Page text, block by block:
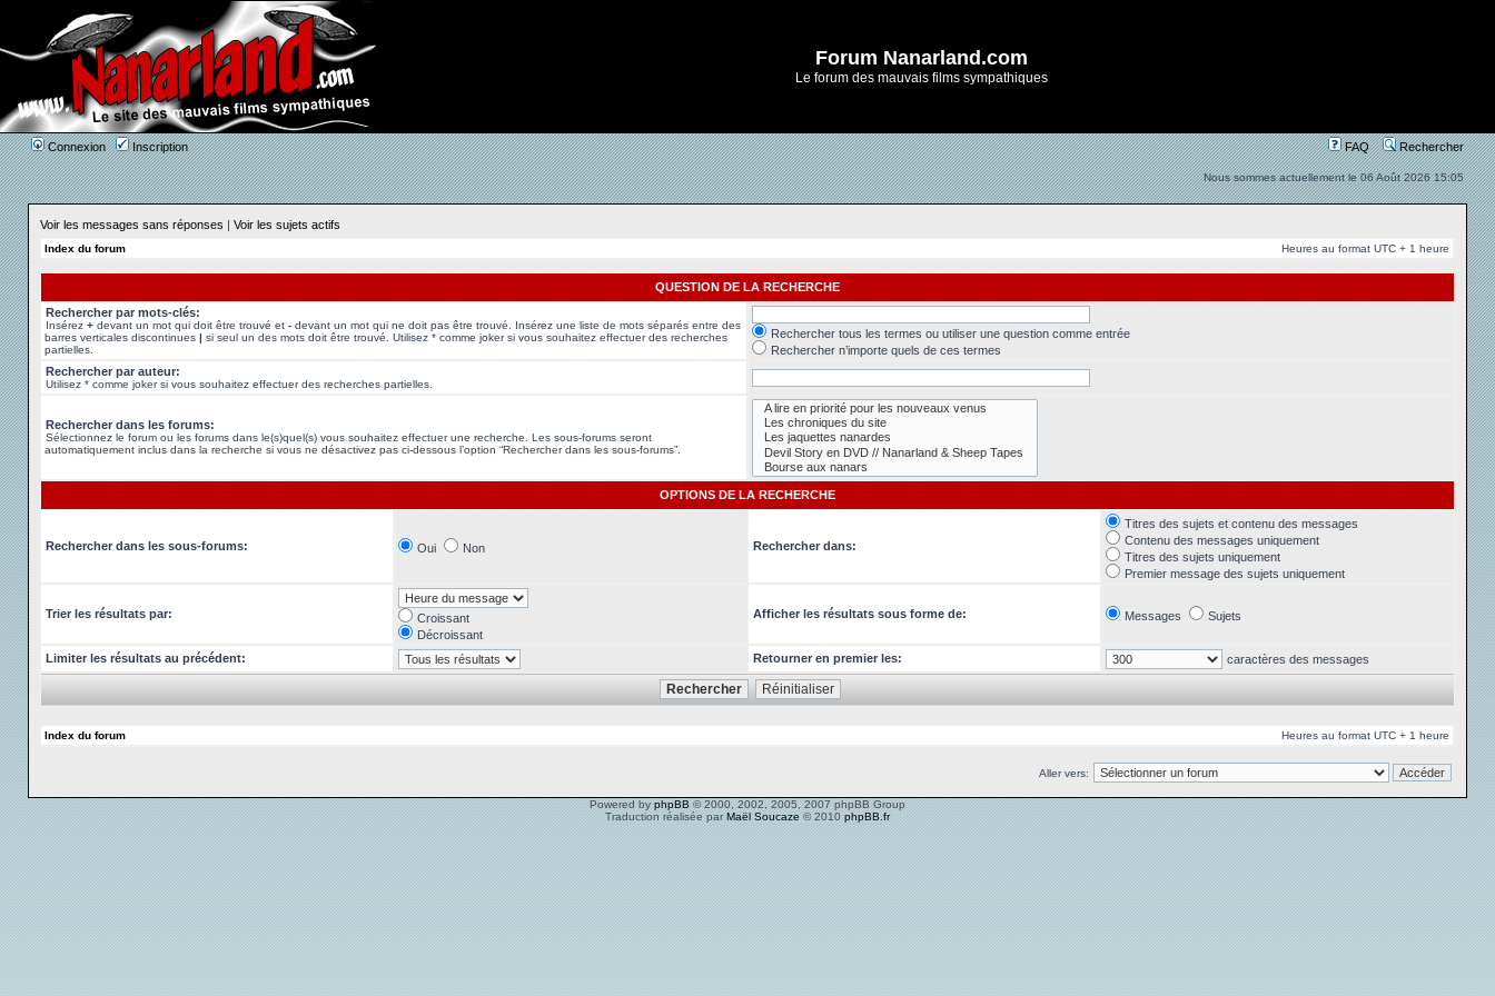
Forum Nanarland.com
Le forum des mauvais films sympathiques
Connexion Inscription FAQ Rechercher
Nous sommes actuellement le 06 Août 2026 15:05
Voir les messages sans réponses | Voir les sujets actifs
Index du forum Heures au format UTC + 1 heure
QUESTION DE LA RECHERCHE
Rechercher par mots-clés:
Insérez + devant un mot qui doit être trouvé et - devant un mot qui ne doit pas être trouvé. Insérez une liste de mots séparés entre des
barres verticales discontinues | si seul un des mots doit être trouvé. Utilisez * comme joker si vous souhaitez effectuer des recherches
partielles.
Rechercher tous les termes ou utiliser une question comme entrée
Rechercher n’importe quels de ces termes
Rechercher par auteur:
Utilisez * comme joker si vous souhaitez effectuer des recherches partielles.
Rechercher dans les forums:
Sélectionnez le forum ou les forums dans le(s)quel(s) vous souhaitez effectuer une recherche. Les sous-forums seront
automatiquement inclus dans la recherche si vous ne désactivez pas ci-dessous l’option “Rechercher dans les sous-forums”.
OPTIONS DE LA RECHERCHE
Rechercher dans les sous-forums: Oui Non Rechercher dans:
Titres des sujets et contenu des messages
Contenu des messages uniquement
Titres des sujets uniquement
Premier message des sujets uniquement
Trier les résultats par:
Croissant
Décroissant
Afficher les résultats sous forme de: Messages Sujets
Limiter les résultats au précédent: Retourner en premier les: caractères des messages
Index du forum Heures au format UTC + 1 heure
Aller vers:
Powered by phpBB © 2000, 2002, 2005, 2007 phpBB Group
Traduction réalisée parMaël Soucaze © 2010 phpBB.fr